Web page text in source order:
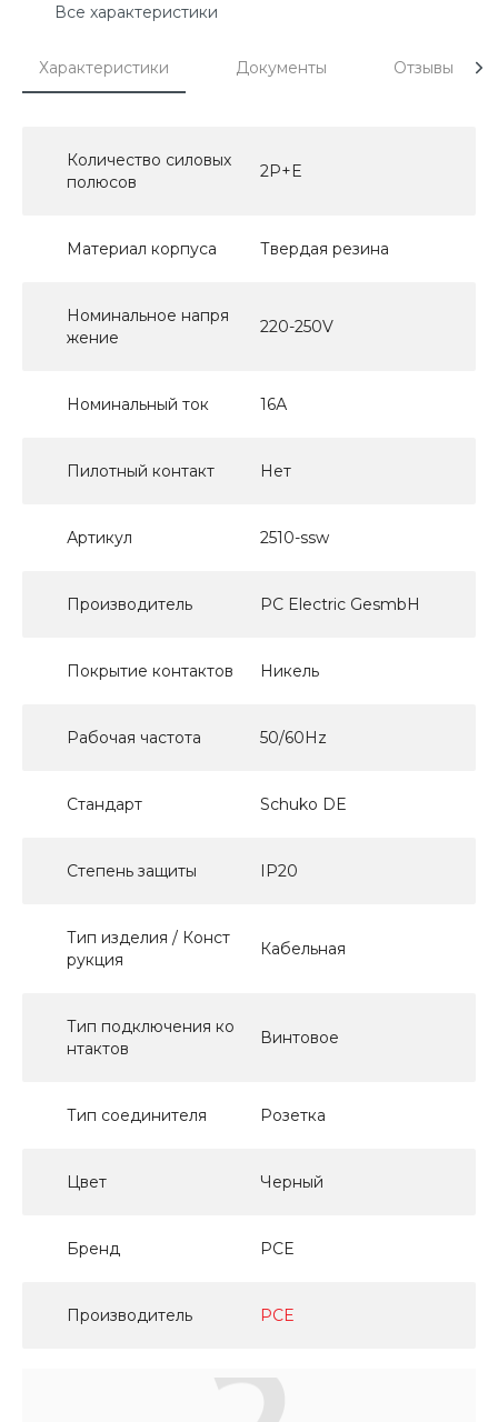
Все характеристики
Характеристики Документы Отзывы
Количество силовых
полюсов
2P+E
Материал корпуса Твердая резина
Номинальное напря
жение
220-250V
Номинальный ток 16А
Пилотный контакт Нет
Артикул 2510-ssw
Производитель PC Electric GesmbH
Покрытие контактов Никель
Рабочая частота 50/60Hz
Стандарт Schuko DE
Степень защиты IP20
Тип изделия / Конст
рукция
Кабельная
Тип подключения ко
нтактов
Винтовое
Тип соединителя Розетка
Цвет Черный
Бренд PCE
Производитель PCE